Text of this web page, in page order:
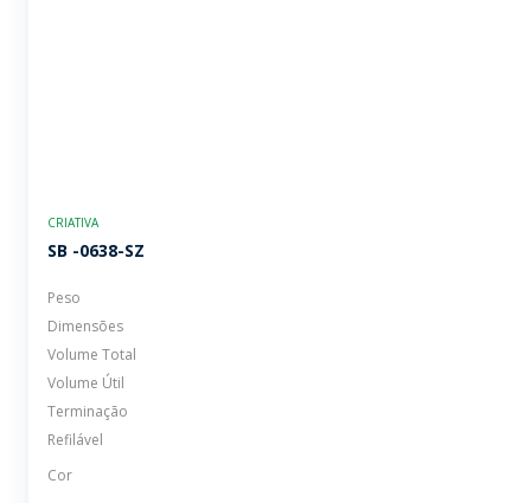
CRIATIVA
SB -0638-SZ
Peso
Dimensões
Volume Total
Volume Útil
Terminação
Refilável
Cor